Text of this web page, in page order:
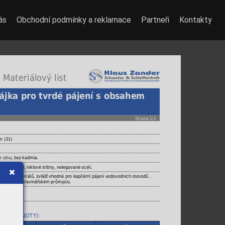
Materiálový list
pro tvrdé pájení s obsahem
Strana 1/1
(31)
cínu, bez kadmia.
CrNi oceli, niklové slitiny, nelegované oceli.
materiálů, zvlášť vhodná pro kapilární pájení vodovodních rozvodů .
v potravinářském průmyslu.
HODNOTY):
Obchodní podmínky a reklamace Partneři Kontakty